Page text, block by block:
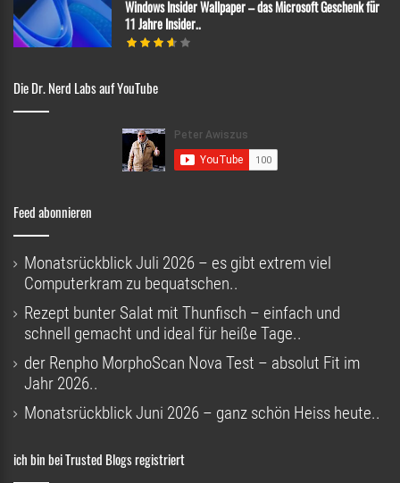
Windows Insider Wallpaper – das Microsoft Geschenk für
11 Jahre Insider..
Die Dr. Nerd Labs auf YouTube
Feed abonnieren
Monatsrückblick Juli 2026 – es gibt extrem viel
Computerkram zu bequatschen..
Rezept bunter Salat mit Thunfisch – einfach und
schnell gemacht und ideal für heiße Tage..
der Renpho MorphoScan Nova Test – absolut Fit im
Jahr 2026..
Monatsrückblick Juni 2026 – ganz schön Heiss heute..
ich bin bei Trusted Blogs registriert